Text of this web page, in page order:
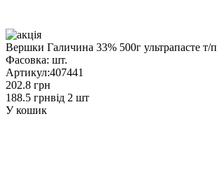
Вершки Галичина 33% 500г ультрапасте т/п
Фасовка: шт.
Артикул:407441
202.8 грн
188.5 грнвід 2 шт
У кошик